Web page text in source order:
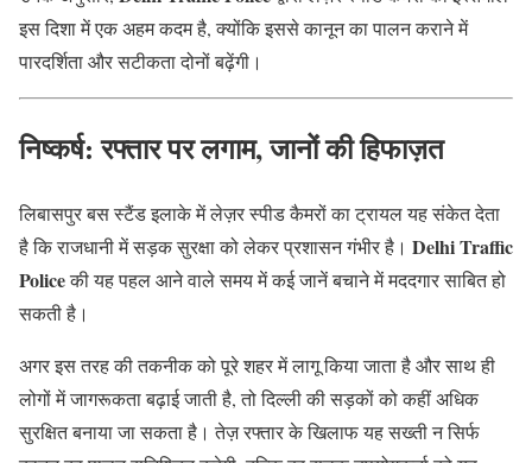
इस दिशा में एक अहम कदम है, क्योंकि इससे कानून का पालन कराने में
पारदर्शिता और सटीकता दोनों बढ़ेंगी।
निष्कर्ष: रफ्तार पर लगाम, जानों की हिफाज़त
लिबासपुर बस स्टैंड इलाके में लेज़र स्पीड कैमरों का ट्रायल यह संकेत देता
है कि राजधानी में सड़क सुरक्षा को लेकर प्रशासन गंभीर है। Delhi Traffic
Policeकी यह पहल आने वाले समय में कई जानें बचाने में मददगार साबित हो
सकती है।
अगर इस तरह की तकनीक को पूरे शहर में लागू किया जाता है और साथ ही
लोगों में जागरूकता बढ़ाई जाती है, तो दिल्ली की सड़कों को कहीं अधिक
सुरक्षित बनाया जा सकता है। तेज़ रफ्तार के खिलाफ यह सख्ती न सिर्फ